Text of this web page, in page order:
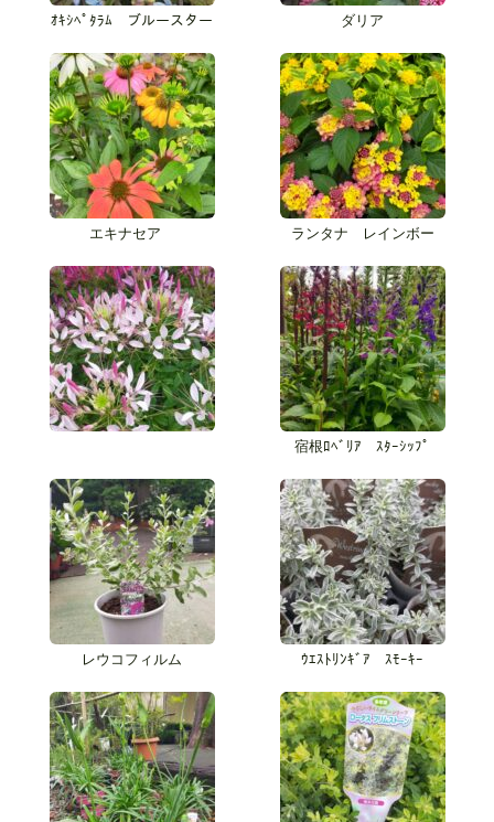
ｵｷｼﾍﾟﾀﾗﾑ ブルースター ダリア
エキナセア ランタナ レインボー
宿根ﾛﾍﾞﾘｱ ｽﾀｰｼｯﾌﾟ
レウコフィルム ｳｴｽﾄﾘﾝｷﾞｱ ｽﾓｰｷｰ